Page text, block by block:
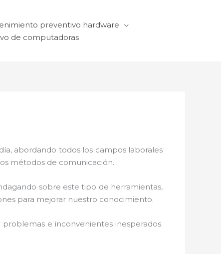
preventivo hardware
de computadoras
abordando todos los campos laborales
métodos de comunicación.
sobre este tipo de herramientas,
para mejorar nuestro conocimiento.
problemas e inconvenientes inesperados.